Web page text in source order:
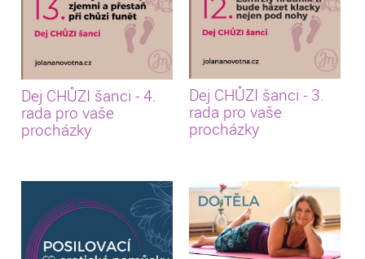
Dej CHŮZI šanci - 4.
rada pro vaše
procházky
Dej CHŮZI šanci - 3.
rada pro vaše
procházky